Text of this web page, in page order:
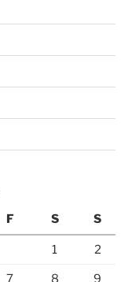
F S S
1 2
7 8 9